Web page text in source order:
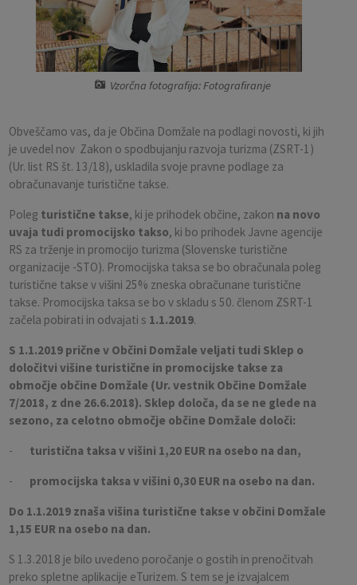
Vzorčna fotografija: Fotografiranje
Obveščamo vas, da je Občina Domžale na podlagi novosti, ki jih
je uvedel nov Zakon o spodbujanju razvoja turizma (ZSRT-1)
(Ur. list RS št. 13/18), uskladila svoje pravne podlage za
obračunavanje turistične takse.
Poleg turistične takse, ki je prihodek občine, zakon na novo
uvaja tudi promocijsko takso, ki bo prihodek Javne agencije
RS za trženje in promocijo turizma (Slovenske turistične
organizacije -STO). Promocijska taksa se bo obračunala poleg
turistične takse v višini 25% zneska obračunane turistične
takse. Promocijska taksa se bo v skladu s 50. členom ZSRT-1
začela pobirati in odvajati s 1.1.2019.
S 1.1.2019 prične v Občini Domžale veljati tudi Sklep o
določitvi višine turistične in promocijske takse za
območje občine Domžale (Ur. vestnik Občine Domžale
7/2018, z dne 26.6.2018). Sklep določa, da se ne glede na
sezono, za celotno območje občine Domžale določi:
- turistična taksa v višini 1,20 EUR na osebo na dan,
- promocijska taksa v višini 0,30 EUR na osebo na dan.
Do 1.1.2019 znaša višina turistične takse v občini Domžale
1,15 EUR na osebo na dan.
S 1.3.2018 je bilo uvedeno poročanje o gostih in prenočitvah
preko spletne aplikacije eTurizem. S tem se je izvajalcem
Pobratene občine
Fotogalerija
Občina Moravče
Mestna občina Ljubljana
Občinska volilna komisija
Krajevne skupnosti
Svet za preventivo in vzgojo v cestnem prometu
Katalog informacij javnega značaja
Uradne ure
Mladi
Zaščita in reševanje
Oskrba s plinom
Srednja šola Domžale
Urejanje javnih površin
Pomembni kontakti
Bilteni
Občinski predpisi
Uradni vestnik
Proračun Občine
E-obvestila Občine
Lokalne volitve